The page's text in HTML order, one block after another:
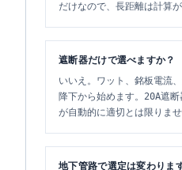
だけなので、長距離は計算が
遮断器だけで選べますか？
いいえ。ワット、銘板電流
降下から始めます。20A遮
が自動的に適切とは限りませ
地下管路で選定は変わりま